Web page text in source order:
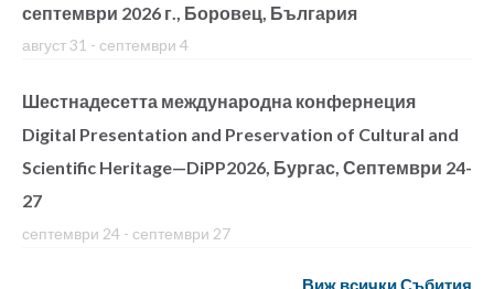
септември 2026 г., Боровец, България
август 31 - септември 4
Шестнадесетта международна конфернеция
Digital Presentation and Preservation of Cultural and
Scientific Heritage—DiPP2026, Бургас, Септември 24-
27
септември 24 - септември 27
Виж всички Събития